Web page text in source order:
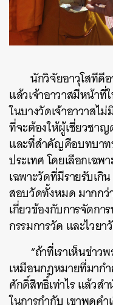
นักวิจัยอาวุโสทีดี
แล้วเจ้าอาวาสมีหน้า
ในบางวัดเจ้าอาวาสไ
ที่จะต้องให้ผู้เชี่ยวชา
และที่สำคัญคือบทบาท
ประเทศ โดยเลือกเฉ
เฉพาะวัดที่มีรายรับเกิ
สอบวัดทั้งหมด มากก
เกี่ยวข้องกับการจัดกา
กรรมการวัด และไวย
“ถ้าที่เราเห็นข่า
เหมือนกฎหมายที่มาก
ศักดิ์สิทธิ์เท่าไร แล้วส